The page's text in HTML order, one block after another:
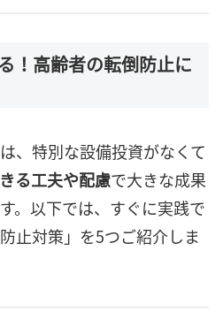
！高齢者の転倒防止に
、特別な設備投資がなくて
る工夫や配慮で大きな成果
。以下では、すぐに実践で
止対策」を5つご紹介しま